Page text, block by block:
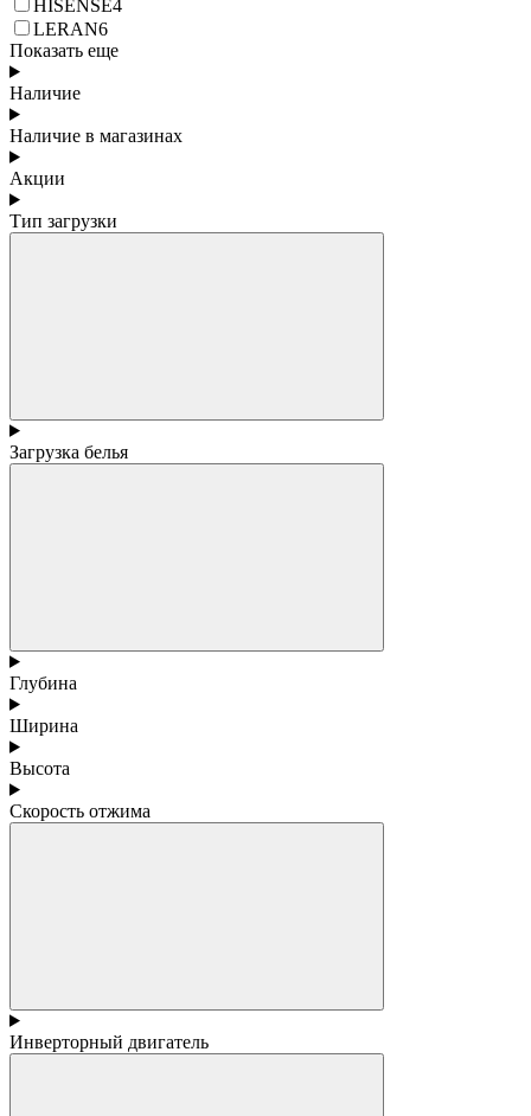
HISENSE4
LERAN6
Показать еще
Наличие
Наличие в магазинах
Акции
Тип загрузки
Загрузка белья
Глубина
Ширина
Высота
Скорость отжима
Инверторный двигатель